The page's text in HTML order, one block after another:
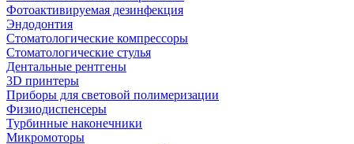
Фотоактивируемая дезинфекция
Эндодонтия
Стоматологические компрессоры
Стоматологические стулья
Дентальные рентгены
3D принтеры
Приборы для световой полимеризации
Физиодиспенсеры
Турбинные наконечники
Микромоторы